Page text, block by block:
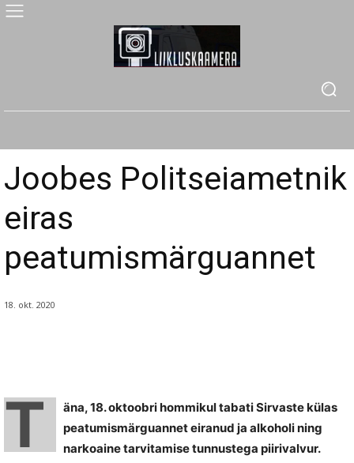
Joobes Politseiametnik
eiras
peatumismärguannet
18. okt. 2020
T
äna, 18. oktoobri hommikul tabati Sirvaste külas
peatumismärguannet eiranud ja alkoholi ning
narkoaine tarvitamise tunnustega piirivalvur.